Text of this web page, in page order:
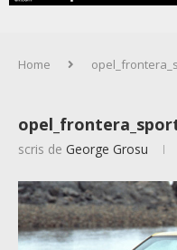
Home
scris de George Grosu